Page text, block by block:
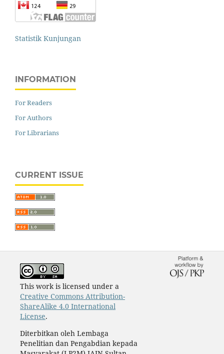
Statistik Kunjungan
INFORMATION
For Readers
For Authors
For Librarians
CURRENT ISSUE
This work is licensed under a
Creative Commons Attribution-
ShareAlike 4.0 International
License.
Diterbitkan oleh Lembaga
Penelitian dan Pengabdian kepada